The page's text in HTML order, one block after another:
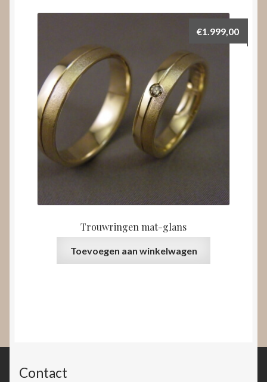
Trouwringen mat-glans
€1.999,00
Toevoegen aan winkelwagen
Contact